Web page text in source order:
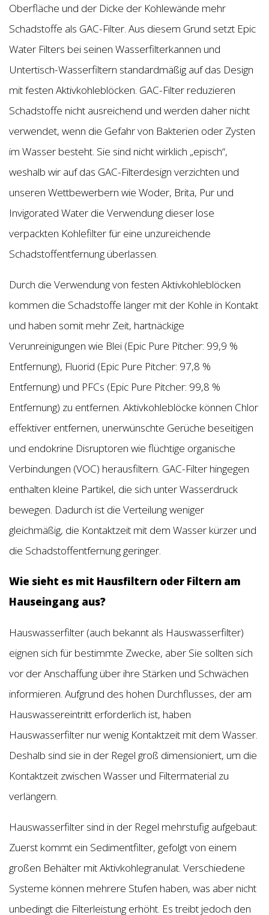
Oberfläche und der Dicke der Kohlewände mehr
Schadstoffe als GAC-Filter. Aus diesem Grund setzt Epic
Water Filters bei seinen Wasserfilterkannen und
Untertisch-Wasserfiltern standardmäßig auf das Design
mit festen Aktivkohleblöcken. GAC-Filter reduzieren
Schadstoffe nicht ausreichend und werden daher nicht
verwendet, wenn die Gefahr von Bakterien oder Zysten
im Wasser besteht. Sie sind nicht wirklich „episch“,
weshalb wir auf das GAC-Filterdesign verzichten und
unseren Wettbewerbern wie Woder, Brita, Pur und
Invigorated Water die Verwendung dieser lose
verpackten Kohlefilter für eine unzureichende
Schadstoffentfernung überlassen.
Durch die Verwendung von festen Aktivkohleblöcken
kommen die Schadstoffe länger mit der Kohle in Kontakt
und haben somit mehr Zeit, hartnäckige
Verunreinigungen wie Blei (Epic Pure Pitcher: 99,9 %
Entfernung), Fluorid (Epic Pure Pitcher: 97,8 %
Entfernung) und PFCs (Epic Pure Pitcher: 99,8 %
Entfernung) zu entfernen. Aktivkohleblöcke können Chlor
effektiver entfernen, unerwünschte Gerüche beseitigen
und endokrine Disruptoren wie flüchtige organische
Verbindungen (VOC) herausfiltern. GAC-Filter hingegen
enthalten kleine Partikel, die sich unter Wasserdruck
bewegen. Dadurch ist die Verteilung weniger
gleichmäßig, die Kontaktzeit mit dem Wasser kürzer und
die Schadstoffentfernung geringer.
Wie sieht es mit Hausfiltern oder Filtern am
Hauseingang aus?
Hauswasserfilter (auch bekannt als Hauswasserfilter)
eignen sich für bestimmte Zwecke, aber Sie sollten sich
vor der Anschaffung über ihre Stärken und Schwächen
informieren. Aufgrund des hohen Durchflusses, der am
Hauswassereintritt erforderlich ist, haben
Hauswasserfilter nur wenig Kontaktzeit mit dem Wasser.
Deshalb sind sie in der Regel groß dimensioniert, um die
Kontaktzeit zwischen Wasser und Filtermaterial zu
verlängern.
Hauswasserfilter sind in der Regel mehrstufig aufgebaut:
Zuerst kommt ein Sedimentfilter, gefolgt von einem
großen Behälter mit Aktivkohlegranulat. Verschiedene
Systeme können mehrere Stufen haben, was aber nicht
unbedingt die Filterleistung erhöht. Es treibt jedoch den